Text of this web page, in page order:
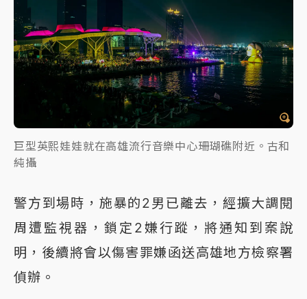
巨型英熙娃娃就在高雄流行音樂中心珊瑚礁附近。古和
純攝
警方到場時，施暴的2男已離去，經擴大調閱
周遭監視器，鎖定2嫌行蹤，將通知到案說
明，後續將會以傷害罪嫌函送高雄地方檢察署
偵辦。